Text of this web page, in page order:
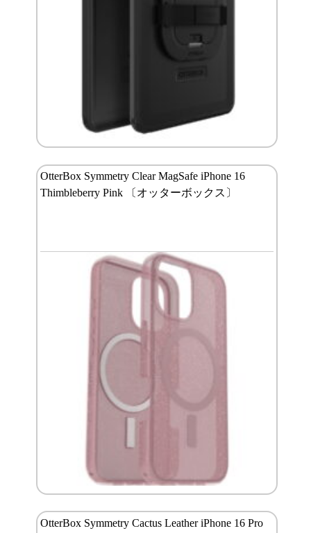
OtterBox Symmetry Clear MagSafe iPhone 16
Thimbleberry Pink 〔オッターボックス〕
OtterBox Symmetry Cactus Leather iPhone 16 Pro